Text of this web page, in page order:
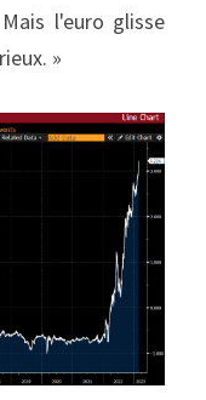
l'euro glisse
»